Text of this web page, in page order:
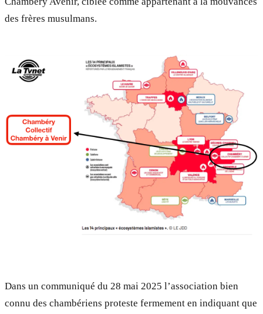
des frères musulmans.
Dans un communiqué du 28 mai 2025 l’association bien
connu des chambériens proteste fermement en indiquant que